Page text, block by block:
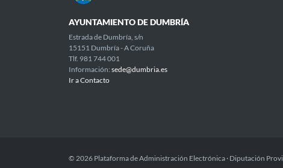
AYUNTAMIENTO DE DUMBRÍA
Estrada de Dumbría, s/n
15151 Dumbría - A Coruña
Tlf. 981 744 001
Información: sede@dumbria.es
Ir a Contacto
© 2026 Plataforma de Administración Electrónica · Diputación